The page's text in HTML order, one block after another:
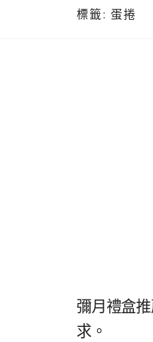
標籤: 蛋捲
彌月禮盒
求。